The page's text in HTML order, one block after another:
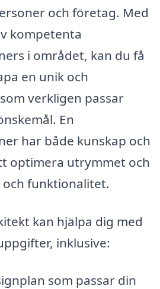
och företag. Med
kompetenta
i området, kan du få
en unik och
verkligen passar
En
har både kunskap och
optimera utrymmet och
funktionalitet.
kan hjälpa dig med
inklusive:
som passar din